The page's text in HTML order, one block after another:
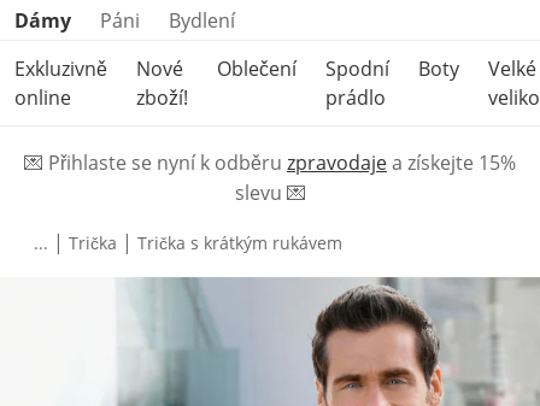
Přeskočit kategorie produktů
Dámy Páni
Bydlení
Exkluzivně
online
Nové
zboží!
Oblečení
Spodní
prádlo
Boty
Velké
💌 Přihlaste se nyní k odběru zpravodajea získejte 15%
slevu 💌
... | Trička | Trička s krátkým rukávem